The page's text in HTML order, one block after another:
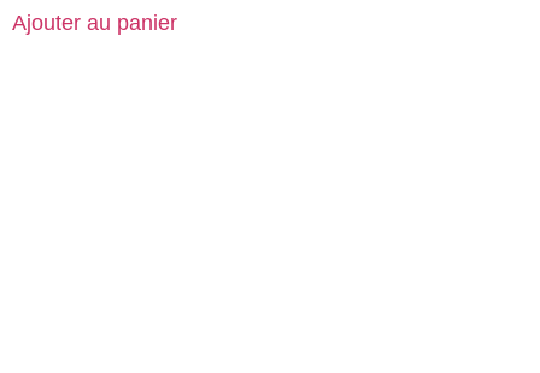
Ajouter au panier